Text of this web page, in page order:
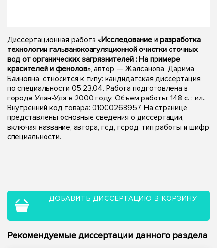
Диссертационная работа «Исследование и разработка
технологии гальванокоагуляционной очистки сточных
вод от органических загрязнителей : На примере
красителей и фенолов», автор — Жалсанова, Дарима
Баиновна, относится к типу: кандидатская диссертация
по специальности 05.23.04. Работа подготовлена в
городе Улан-Удэ в 2000 году. Объем работы: 148 с. : ил..
Внутренний код товара: 01000268957. На странице
представлены основные сведения о диссертации,
включая название, автора, год, город, тип работы и шифр
специальности.
ДОБАВИТЬ ДИССЕРТАЦИЮ В КОРЗИНУ
Рекомендуемые диссертации данного раздела